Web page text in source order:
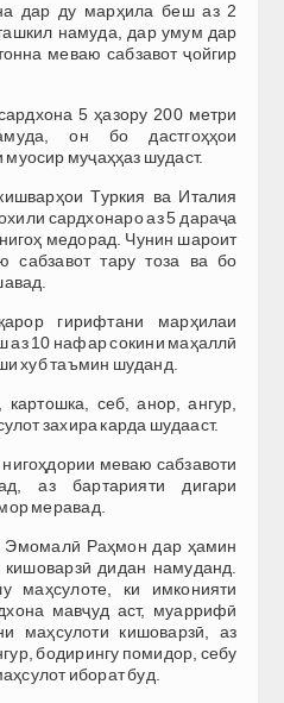
дар ду марҳила беш аз 2
намуда, дар умум дар
меваю сабзавот ҷойгир
5 ҳазору 200 метри
он бо дастгоҳҳои
муҷаҳҳаз шудаст.
Туркия ва Италия
сардхонаро аз 5 дараҷа
медорад. Чунин шароит
сабзавот тару тоза ва бо
гирифтани марҳилаи
аз 10 нафар сокини маҳаллӣ
хуб таъмин шуданд.
себ, анор, ангур,
захира карда шудааст.
меваю сабзавоти
аз бартарияти дигари
меравад.
Эмомалӣ Раҳмон дар ҳамин
дидан намуданд.
маҳсулоте, ки имконияти
мавҷуд аст, муаррифӣ
маҳсулоти кишоварзӣ, аз
бодирингу помидор, себу
иборат буд.